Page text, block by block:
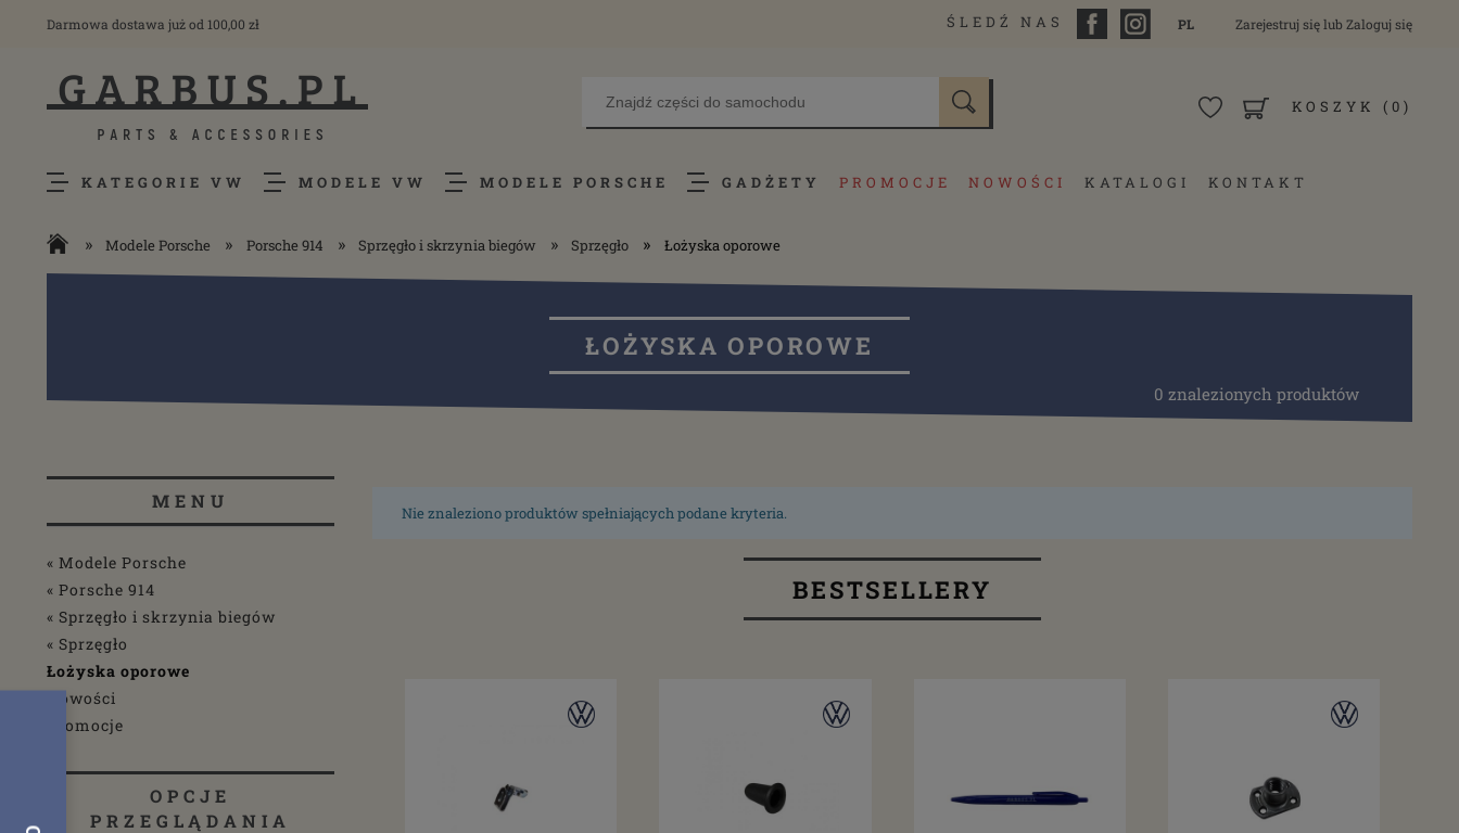
Darmowa dostawa już od 100,00 zł ŚLEDŹ NAS PL Zarejestruj sięlub Zaloguj się
KOSZYK (0)
KATEGORIE VW MODELE VW MODELE PORSCHE GADŻETY PROMOCJE NOWOŚCI KATALOGI KONTAKT
» Modele Porsche » Porsche 914 » Sprzęgło i skrzynia biegów » Sprzęgło » Łożyska oporowe
ŁOŻYSKA OPOROWE
0 znalezionych produktów
MENU
« Modele Porsche
« Porsche 914
« Sprzęgło i skrzynia biegów
« Sprzęgło
Łożyska oporowe
Nowości
Promocje
OPCJE
PRZEGLĄDANIA
Nie znaleziono produktów spełniających podane kryteria.
BESTSELLERY